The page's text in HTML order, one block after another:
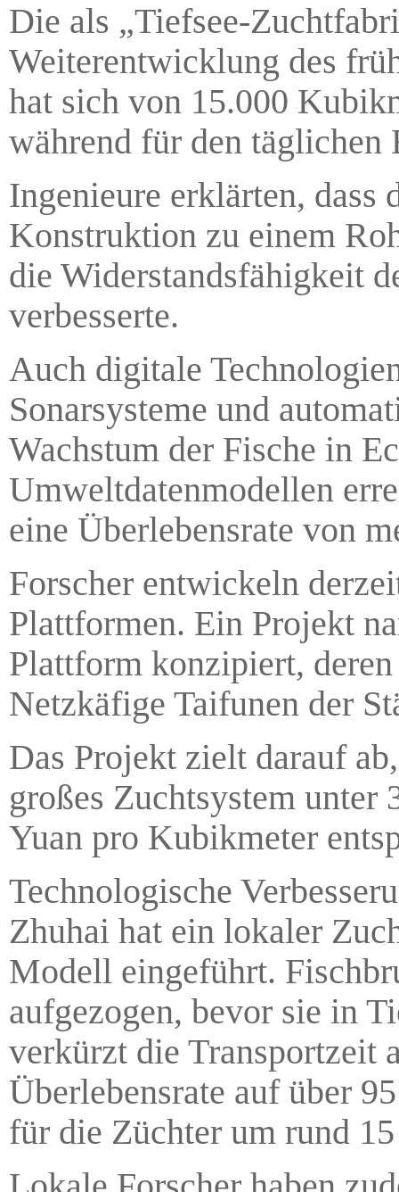
Die als „Tiefsee-
Weiterentwicklung des
hat sich von 15.000
während für den
Ingenieure erklärten, dass
Konstruktion zu einem
die Widerstandsfähigkeit
verbesserte.
Auch digitale
Sonarsysteme und
Wachstum der Fische in
Umweltdatenmodellen
eine Überlebensrate von
Forscher entwickeln
Plattformen. Ein Projekt
Plattform konzipiert,
Netzkäfige Taifunen der
Das Projekt zielt darauf
großes Zuchtsystem
Yuan pro Kubikmeter
Technologische
Zhuhai hat ein lokaler
Modell eingeführt.
aufgezogen, bevor sie in
verkürzt die Transportzeit
Überlebensrate auf über
für die Züchter um rund